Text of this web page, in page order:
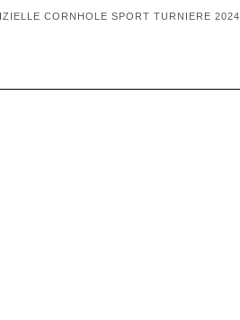
CORNHOLE SPORT TURNIERE 2024